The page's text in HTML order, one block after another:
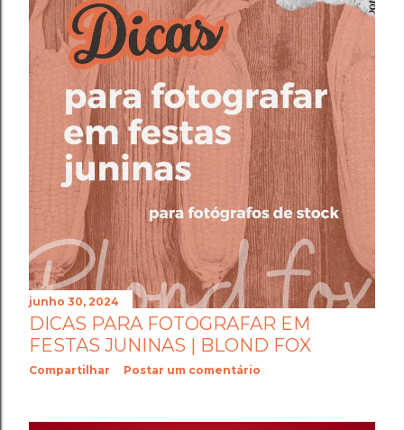
junho 30, 2024
DICAS PARA FOTOGRAFAR EM
FESTAS JUNINAS | BLOND FOX
Compartilhar Postar um comentário